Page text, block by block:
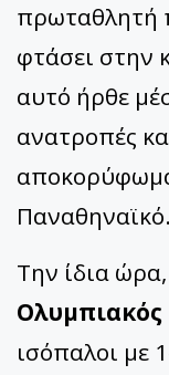
πρωταθλητή
φτάσει
αυτό ήρθε
ανατροπές
Παναθηναϊκό.
Την ίδια
Ολυμπιακός
ισόπαλοι με